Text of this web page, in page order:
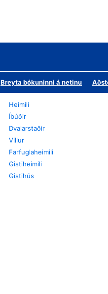
Breyta bókuninni á netinu
Heimili
Íbúðir
Dvalarstaðir
Villur
Farfuglaheimili
Gistiheimili
Gistihús